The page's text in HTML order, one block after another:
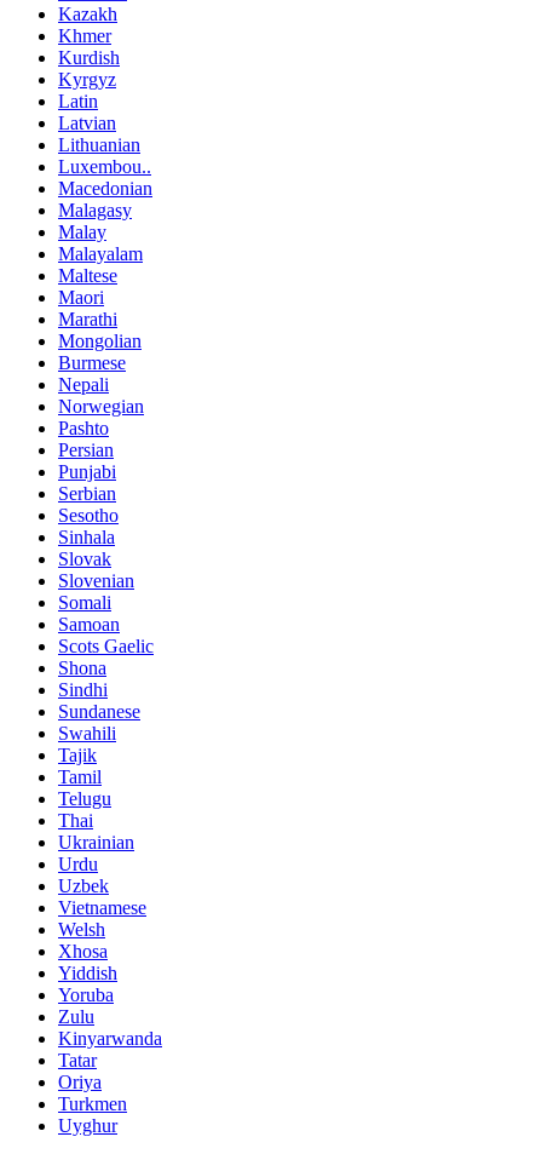
Kazakh
Khmer
Kurdish
Kyrgyz
Latin
Latvian
Lithuanian
Luxembou..
Macedonian
Malagasy
Malay
Malayalam
Maltese
Maori
Marathi
Mongolian
Burmese
Nepali
Norwegian
Pashto
Persian
Punjabi
Serbian
Sesotho
Sinhala
Slovak
Slovenian
Somali
Samoan
Scots Gaelic
Shona
Sindhi
Sundanese
Swahili
Tajik
Tamil
Telugu
Thai
Ukrainian
Urdu
Uzbek
Vietnamese
Welsh
Xhosa
Yiddish
Yoruba
Zulu
Kinyarwanda
Tatar
Oriya
Turkmen
Uyghur